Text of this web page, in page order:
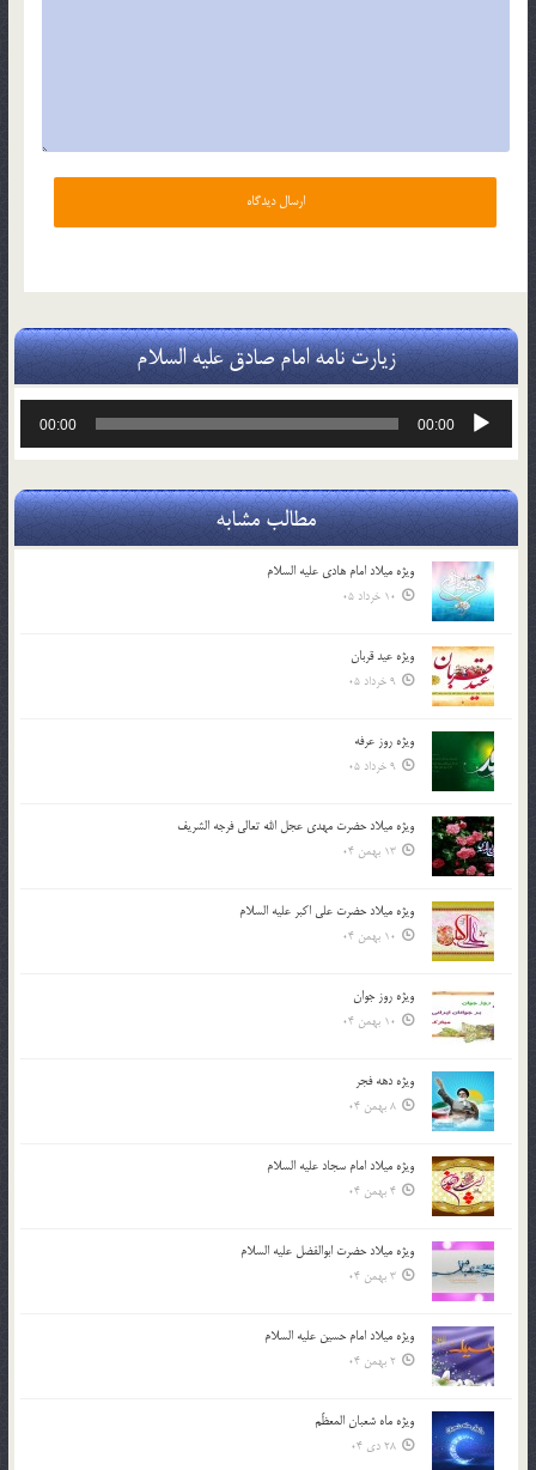
زیارت نامه امام صادق علیه السلام
پخش‌کننده
00:00
00:00
مطالب مشابه
ویژه میلاد امام هادی علیه السلام
10 خرداد 05
ویژه عید قربان
9 خرداد 05
ویژه روز عرفه
9 خرداد 05
ویژه میلاد حضرت مهدی عجل الله تعالی فرجه الشريف
13 بهمن 04
ویژه میلاد حضرت علی اکبر علیه السلام
10 بهمن 04
ویژه روز جوان
10 بهمن 04
ویژه دهه فجر
8 بهمن 04
ویژه میلاد امام سجاد علیه السلام
4 بهمن 04
ویژه میلاد حضرت ابوالفضل علیه السلام
3 بهمن 04
ویژه میلاد امام حسین علیه السلام
2 بهمن 04
ویژه ماه شعبان المعظّم
28 دی 04